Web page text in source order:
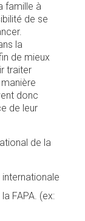
famille à
de se
la
de mieux
traiter
donc
de leur
de la
FAPA. (ex: